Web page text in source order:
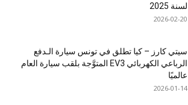
لسنة 2025
2026-02-20
سيتي كارز – كيا تطلق في تونس سيارة الـدفع
الرباعي الكهربائي EV3 المتوَّجة بلقب سيارة العام
عالميًا
2026-01-14